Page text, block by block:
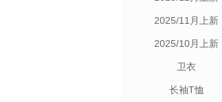
2025/11月上新
2025/10月上新
卫衣
长袖T恤